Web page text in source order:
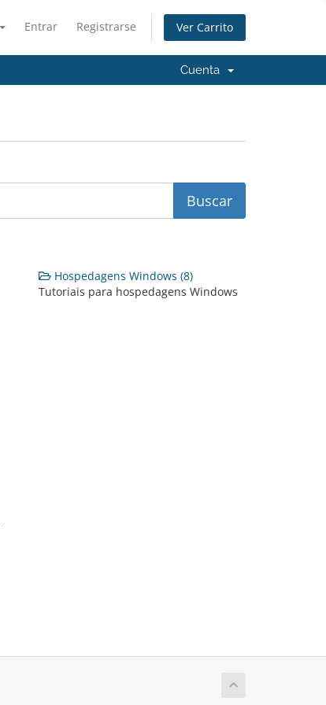
Entrar Registrarse Ver Carrito
Cuenta
Hospedagens Windows (8)
Tutoriais para hospedagens Windows